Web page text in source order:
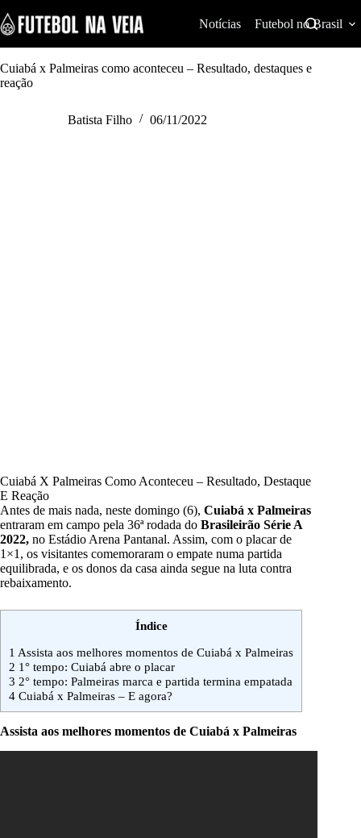
k
i
p
t
o
Notícias Futebol no Brasil
Cuiabá x Palmeiras como aconteceu – Resultado, destaques e
reação
Batista Filho 06/11/2022
Cuiabá X Palmeiras Como Aconteceu – Resultado, Destaque
E Reação
Antes de mais nada, neste domingo (6), Cuiabá x Palmeiras
entraram em campo pela 36ª rodada do Brasileirão Série A
2022, no Estádio Arena Pantanal. Assim, com o placar de
1×1, os visitantes comemoraram o empate numa partida
equilibrada, e os donos da casa ainda segue na luta contra
rebaixamento.
Índice
1 Assista aos melhores momentos de Cuiabá x Palmeiras
2 1° tempo: Cuiabá abre o placar
3 2° tempo: Palmeiras marca e partida termina empatada
4 Cuiabá x Palmeiras – E agora?
Assista aos melhores momentos de Cuiabá x Palmeiras